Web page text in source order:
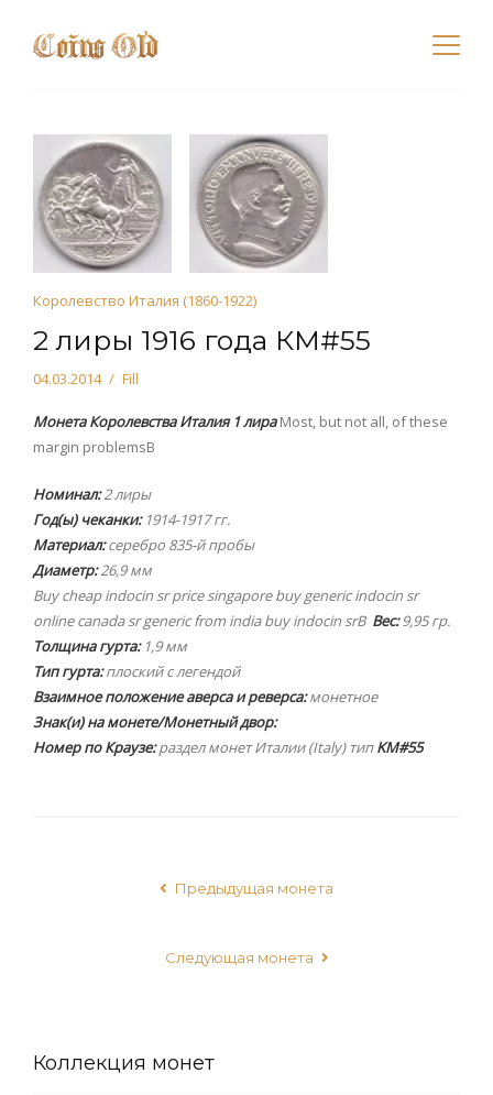
Королевство Италия (1860-1922)
2 лиры 1916 года КМ#55
04.03.2014 Fill
Монета Королевства Италия 1 лираMost, but not all, of these
margin problemsВ
Номинал:2 лиры
Год(ы) чеканки: 1914-1917 гг.
Материал:серебро 835-й пробы
Диаметр:26,9 мм
Buy cheap indocin sr price singapore buy generic indocin sr
online canada sr generic from india buy indocin srВ Вес:9,95 гр.
Толщина гурта: 1,9 мм
Тип гурта:плоский с легендой
Взаимное положение аверса и реверса:монетное
Знак(и) на монете/Монетный двор:
Номер по Краузе:раздел монет Италии (Italy) типKM#55
Предыдущая монета
Следующая монета
Коллекция монет